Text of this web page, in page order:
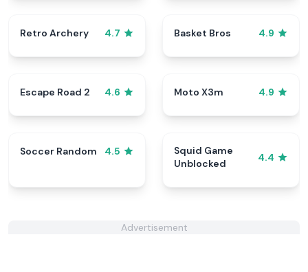
Retro Archery 4.7 Basket Bros 4.9
Escape Road 2 4.6 Moto X3m 4.9
Soccer Random 4.5
Squid Game
Unblocked
4.4
Advertisement